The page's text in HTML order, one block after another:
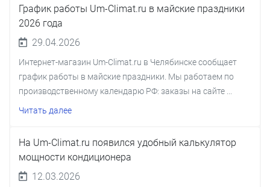
График работы Um-Climat.ru в майские праздники
2026 года
29.04.2026
Интернет-магазин Um-Climat.ru в Челябинске сообщает
график работы в майские праздники. Мы работаем по
производственному календарю РФ: заказы на сайте ...
Читать далее
На Um-Climat.ru появился удобный калькулятор
мощности кондиционера
12.03.2026